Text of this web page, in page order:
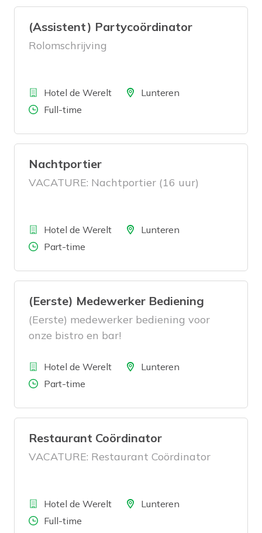
(Assistent) Partycoördinator
Rolomschrijving
BedrijfHotel de WereltLocatieLunteren
Aantal uren
Full-time
Nachtportier
VACATURE: Nachtportier (16 uur)
BedrijfHotel de WereltLocatieLunteren
Aantal uren
Part-time
(Eerste) Medewerker Bediening
(Eerste) medewerker bediening voor
onze bistro en bar!
BedrijfHotel de WereltLocatieLunteren
Aantal uren
Part-time
Restaurant Coördinator
VACATURE: Restaurant Coördinator
BedrijfHotel de WereltLocatieLunteren
Aantal uren
Full-time